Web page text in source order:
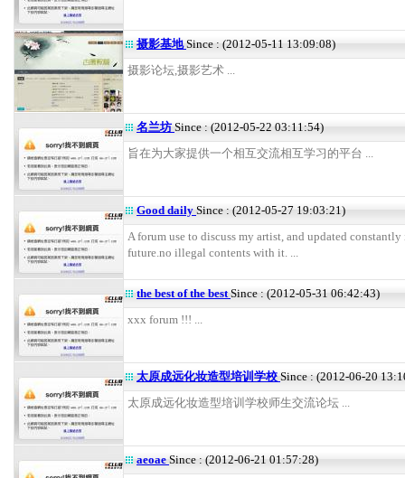
摄影基地Since : (2012-05-11 13:09:08)
摄影论坛,摄影艺术 ...
名兰坊 Since : (2012-05-22 03:11:54)
旨在为大家提供一个相互交流相互学习的平台 ...
Good daily Since : (2012-05-27 19:03:21)
A forum use to discuss my artist, and updated constantly
future.no illegal contents with it. ...
the best of the bestSince : (2012-05-31 06:42:43)
xxx forum !!! ...
太原成远化妆造型培训学校 Since : (2012-06-20
太原成远化妆造型培训学校师生交流论坛 ...
aeoae Since : (2012-06-21 01:57:28)